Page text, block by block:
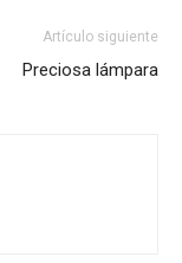
Artículo siguiente
Preciosa lámpara